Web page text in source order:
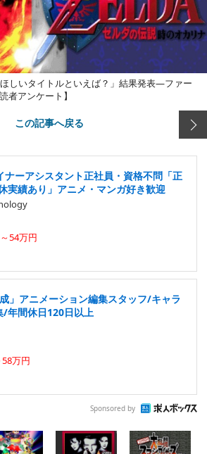
ほしいタイトルといえば？」結果発表―ファー
者アンケート】
この記事へ戻る
ーアシスタント正社員・資格不問「正
実績あり」アニメ・マンガ好き歓迎
54万円
」アニメーション編集スタッフ/キャラ
/年間休日120日以上
万円
Sponsored by